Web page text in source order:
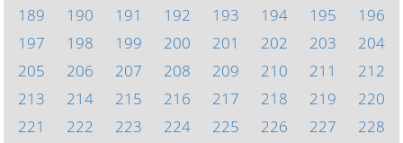
189
190 191 192 193 194 195
196
197
198 199 200 201 202 203
204
205
206 207 208 209 210 211
212
213
214 215 216 217 218 219
220
221
222 223 224 225 226 227
228